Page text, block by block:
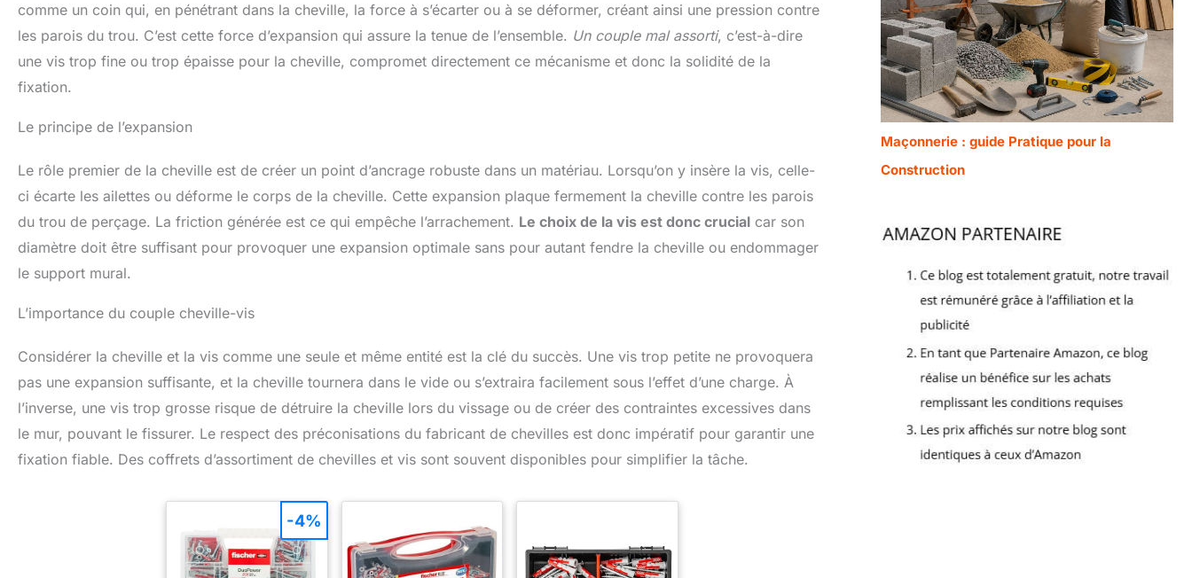
comme un coin qui, en pénétrant dans la cheville, la force à s’écarter ou à se déformer, créant ainsi une pression contre
les parois du trou. C’est cette force d’expansion qui assure la tenue de l’ensemble. Un couple mal assorti, c’est-à-dire
une vis trop fine ou trop épaisse pour la cheville, compromet directement ce mécanisme et donc la solidité de la
fixation.
Le principe de l’expansion
Le rôle premier de la cheville est de créer un point d’ancrage robuste dans un matériau. Lorsqu’on y insère la vis, celle-
ci écarte les ailettes ou déforme le corps de la cheville. Cette expansion plaque fermement la cheville contre les parois
du trou de perçage. La friction générée est ce qui empêche l’arrachement. Le choix de la vis est donc crucial car son
diamètre doit être suffisant pour provoquer une expansion optimale sans pour autant fendre la cheville ou endommager
le support mural.
L’importance du couple cheville-vis
Considérer la cheville et la vis comme une seule et même entité est la clé du succès. Une vis trop petite ne provoquera
pas une expansion suffisante, et la cheville tournera dans le vide ou s’extraira facilement sous l’effet d’une charge. À
l’inverse, une vis trop grosse risque de détruire la cheville lors du vissage ou de créer des contraintes excessives dans
le mur, pouvant le fissurer. Le respect des préconisations du fabricant de chevilles est donc impératif pour garantir une
fixation fiable. Des coffrets d’assortiment de chevilles et vis sont souvent disponibles pour simplifier la tâche.
-4%
Maçonnerie : guide Pratique pour la
Construction